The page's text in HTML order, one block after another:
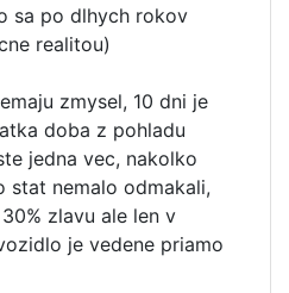
sa po dlhych rokov
realitou)
zmysel, 10 dni je
doba z pohladu
jedna vec, nakolko
nemalo odmakali,
zlavu ale len v
je vedene priamo